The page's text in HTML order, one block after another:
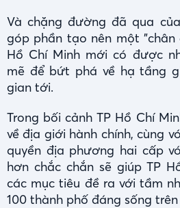
Và chặng đường đã qua
góp phần tạo nên một "chân
Hồ Chí Minh mới có được
mẽ để bứt phá về hạ tầng
gian tới.
Trong bối cảnh TP Hồ Chí
về địa giới hành chính, cùng
quyền địa phương hai cấp
hơn chắc chắn sẽ giúp TP
các mục tiêu đề ra với tầm
100 thành phố đáng sống